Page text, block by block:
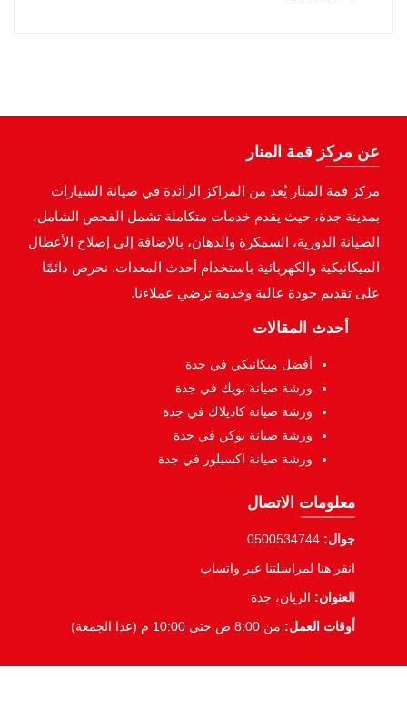
عن مركز قمة المنار
مركز قمة المنار يُعد من المراكز الرائدة في صيانة السيارات
بمدينة جدة، حيث يقدم خدمات متكاملة تشمل الفحص الشامل،
الصيانة الدورية، السمكرة والدهان، بالإضافة إلى إصلاح الأعطال
الميكانيكية والكهربائية باستخدام أحدث المعدات. نحرص دائمًا
على تقديم جودة عالية وخدمة ترضي عملاءنا.
أحدث المقالات
أفضل ميكانيكي في جدة
ورشة صيانة بويك في جدة
ورشة صيانة كاديلاك في جدة
ورشة صيانة يوكن في جدة
ورشة صيانة اكسبلور في جدة
معلومات الاتصال
جوال: 0500534744
انقر هنا لمراسلتنا عبر واتساب
العنوان: الريان، جدة
أوقات العمل: من 8:00 ص حتى 10:00 م (عدا الجمعة)